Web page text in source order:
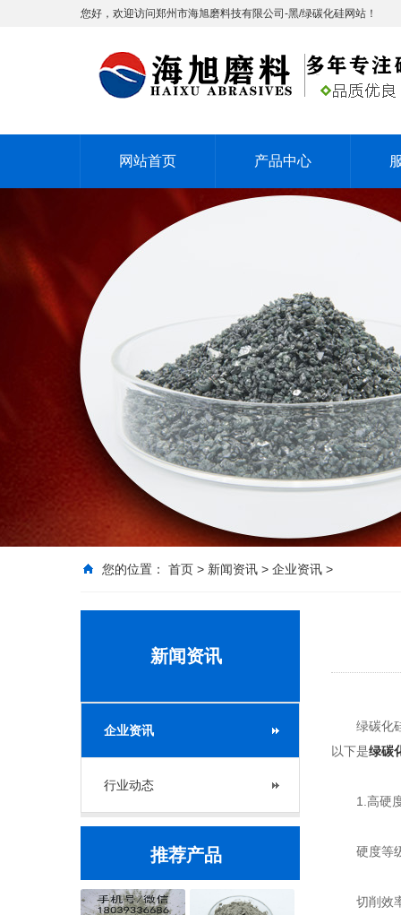
您好，欢迎访问郑州市海旭磨料技有限公司-黑/绿碳化硅网站！
网站首页 产品中心
您的位置： 首页 > 新闻资讯 > 企业资讯 >
新闻资讯
企业资讯
行业动态
推荐产品
绿碳化硅
以下是绿碳
1.高硬度
硬度等级
切削效率